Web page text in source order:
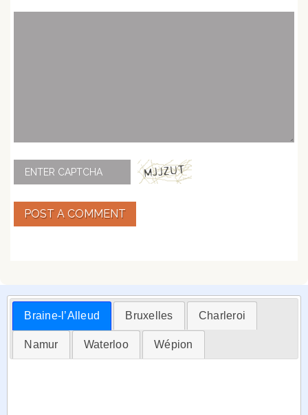
POST A COMMENT
Braine-l’Alleud Bruxelles Charleroi
Namur Waterloo Wépion